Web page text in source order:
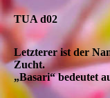
Basari
TUA d02
Letzterer ist der
Zucht.
„Basari“ bedeutet